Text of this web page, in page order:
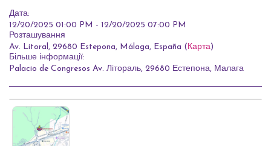
Дата:
12/20/2025 01:00 PM - 12/20/2025 07:00 PM
Розташування
Av. Litoral, 29680 Estepona, Málaga, España (Карта)
Більше інформації:
Palacio de Congresos Av. Літораль, 29680 Естепона, Малага